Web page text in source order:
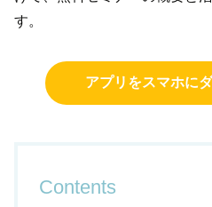
す。
アプリをスマホに
Contents